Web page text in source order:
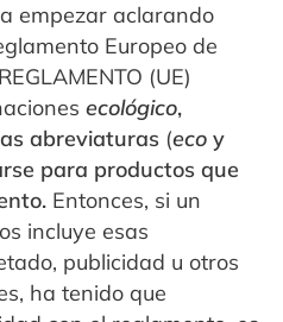
empezar aclarando
Europeo de
(UE)
ecológico,
abreviaturas (eco y
para productos que
Entonces, si un
incluye esas
publicidad u otros
ha tenido que